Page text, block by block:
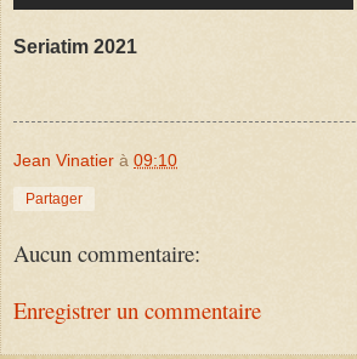
Seriatim 2021
Jean Vinatier à 09:10
Partager
Aucun commentaire:
Enregistrer un commentaire